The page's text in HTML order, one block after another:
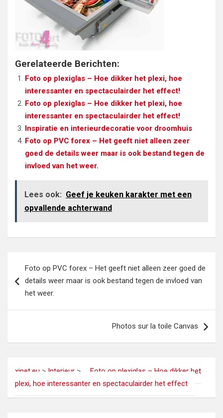
Gerelateerde Berichten:
Foto op plexiglas – Hoe dikker het plexi, hoe
interessanter en spectaculairder het effect!
Foto op plexiglas – Hoe dikker het plexi, hoe
interessanter en spectaculairder het effect!
Inspiratie en interieurdecoratie voor droomhuis
Foto op PVC forex – Het geeft niet alleen zeer
goed de details weer maar is ook bestand tegen de
invloed van het weer.
Lees ook: Geef je keuken karakter met een
opvallende achterwand
navigatie
Foto op PVC forex – Het geeft niet alleen zeer goed de
details weer maar is ook bestand tegen de invloed van
het weer.
Photos sur la toile Canvas
xinet.eu > Interieur >
Foto op plexiglas – Hoe dikker het
plexi, hoe interessanter en spectaculairder het effect